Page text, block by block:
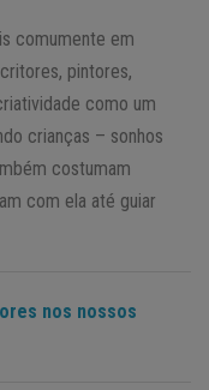
comumente em
pintores,
como um
crianças – sonhos
costumam
com ela até guiar
nos nossos